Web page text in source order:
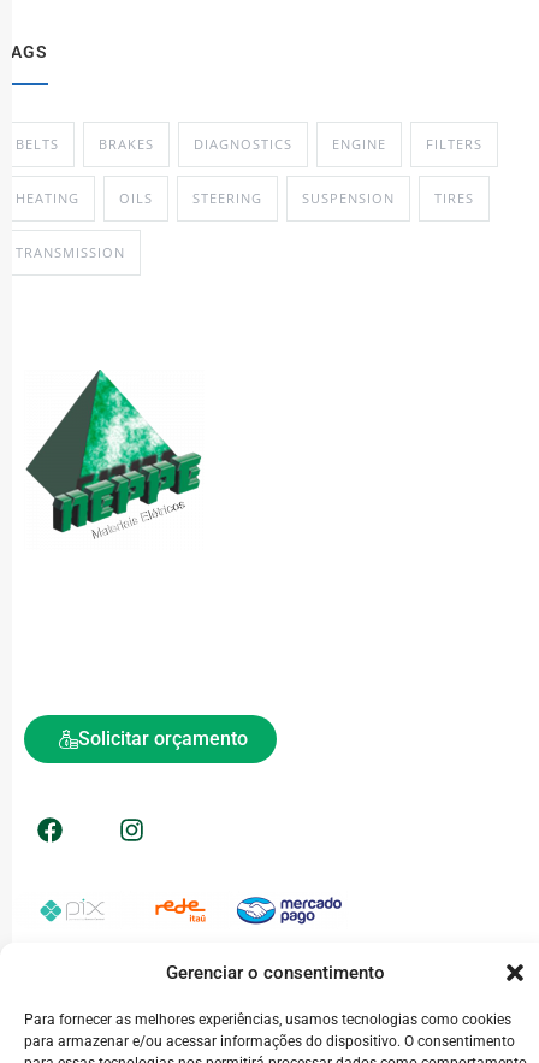
Gerenciar o consentimento
Para fornecer as melhores experiências, usamos tecnologias como cookies
para armazenar e/ou acessar informações do dispositivo. O consentimento
TAGS
BELTS BRAKES DIAGNOSTICS ENGINE FILTERS
HEATING OILS STEERING SUSPENSION TIRES
TRANSMISSION
Solicitar orçamento